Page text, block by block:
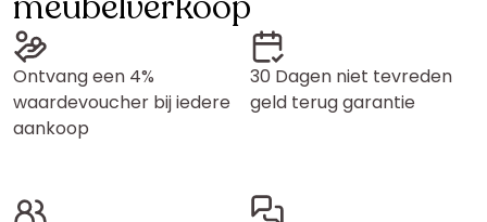
Ontvang een 4%
waardevoucher bij iedere
aankoop
30 Dagen niet tevreden
geld terug garantie